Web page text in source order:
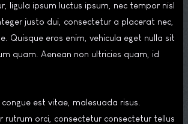
ligula ipsum luctus ipsum, nec tempor nisl
justo dui, consectetur a placerat nec,
Quisque eros enim, vehicula eget nulla sit
quam. Aenean non ultricies quam, id
est vitae, malesuada risus.
rutrum orci, consectetur consectetur tellus